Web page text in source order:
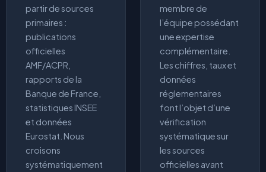
partir de sources
primaires :
publications
officielles
AMF/ACPR,
rapports de la
Banque de France,
statistiques INSEE
et données
Eurostat. Nous
croisons
systématiquement
membre de
l’équipe possédant
une expertise
complémentaire.
Les chiffres, taux et
données
réglementaires
font l’objet d’une
vérification
systématique sur
les sources
officielles avant